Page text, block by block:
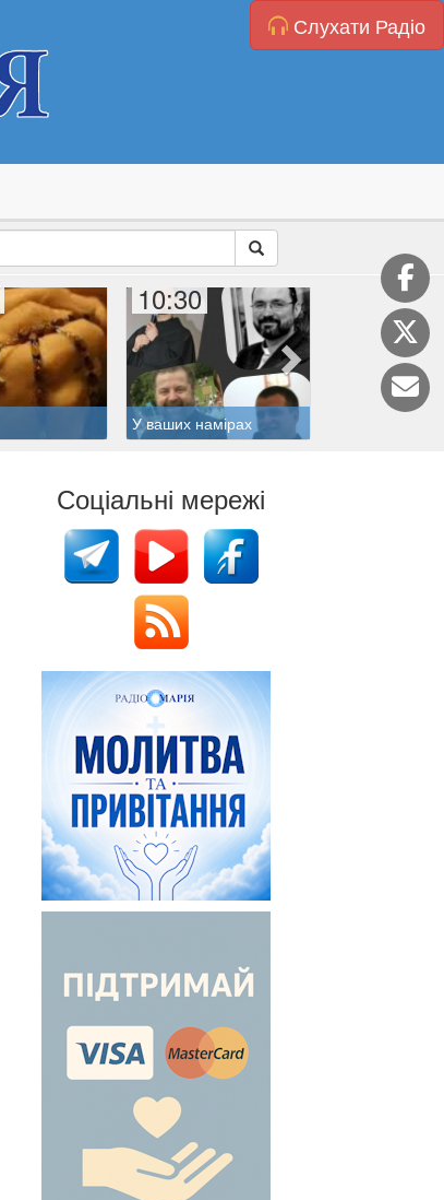
Слухати Радіо
10:30
У ваших намірах
11:00
Соціальні мережі